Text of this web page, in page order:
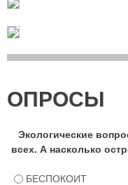
ОПРОСЫ
Экологические
всех. А насколько
БЕСПОКОИТ